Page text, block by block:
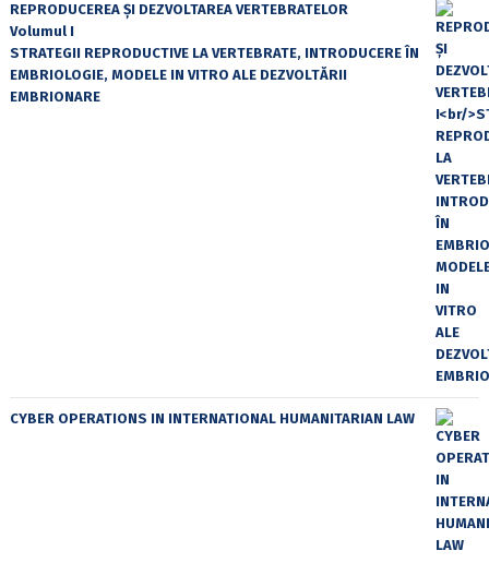
REPRODUCEREA ȘI DEZVOLTAREA VERTEBRATELOR
Volumul I
STRATEGII REPRODUCTIVE LA VERTEBRATE, INTRODUCERE ÎN
EMBRIOLOGIE, MODELE IN VITRO ALE DEZVOLTĂRII
EMBRIONARE
CYBER OPERATIONS IN INTERNATIONAL HUMANITARIAN LAW